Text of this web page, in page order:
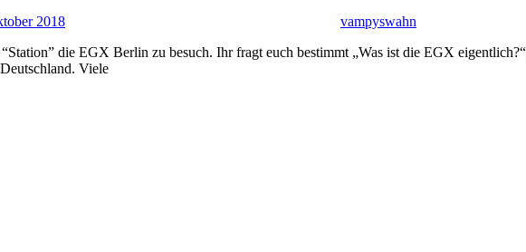
2018 vampyswahn
die EGX Berlin zu besuch. Ihr fragt euch bestimmt „Was ist die EGX
Viele